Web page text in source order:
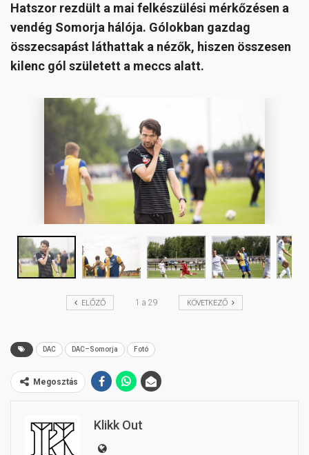
Hatszor rezdült a mai felkészülési mérkőzésen a
vendég Somorja hálója. Gólokban gazdag
összecsapást láthattak a nézők, hiszen összesen
kilenc gól született a meccs alatt.
ELŐZŐ 1 a 29 KÖVETKEZŐ
DAC DAC–Somorja Fotó
Megosztás
Klikk Out